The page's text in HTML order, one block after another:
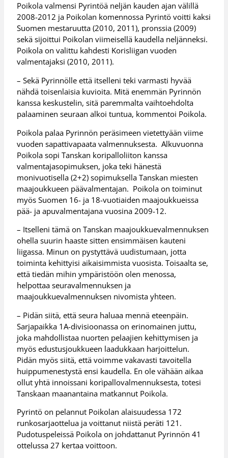
Poikola valmensi Pyrintöä neljän kauden ajan välillä
2008-2012 ja Poikolan komennossa Pyrintö voitti kaksi
Suomen mestaruutta (2010, 2011), pronssia (2009)
sekä sijoittui Poikolan viimeisellä kaudella neljänneksi.
Poikola on valittu kahdesti Korisliigan vuoden
valmentajaksi (2010, 2011).
– Sekä Pyrinnölle että itselleni teki varmasti hyvää
nähdä toisenlaisia kuvioita. Mitä enemmän Pyrinnön
kanssa keskustelin, sitä paremmalta vaihtoehdolta
palaaminen seuraan alkoi tuntua, kommentoi Poikola.
Poikola palaa Pyrinnön peräsimeen vietettyään viime
vuoden sapattivapaata valmennuksesta. Alkuvuonna
Poikola sopi Tanskan koripalloliiton kanssa
valmentajasopimuksen, joka teki hänestä
monivuotisella (2+2) sopimuksella Tanskan miesten
maajoukkueen päävalmentajan. Poikola on toiminut
myös Suomen 16- ja 18-vuotiaiden maajoukkueissa
pää- ja apuvalmentajana vuosina 2009-12.
– Itselleni tämä on Tanskan maajoukkuevalmennuksen
ohella suurin haaste sitten ensimmäisen kauteni
liigassa. Minun on pystyttävä uudistumaan, jotta
toiminta kehittyisi aikaisimmista vuosista. Toisaalta se,
että tiedän mihin ympäristöön olen menossa,
helpottaa seuravalmennuksen ja
maajoukkuevalmennuksen nivomista yhteen.
– Pidän siitä, että seura haluaa mennä eteenpäin.
Sarjapaikka 1A-divisioonassa on erinomainen juttu,
joka mahdollistaa nuorten pelaajien kehittymisen ja
myös edustusjoukkueen laadukkaan harjoittelun.
Pidän myös siitä, että voimme vakavasti tavoitella
huippumenestystä ensi kaudella. En ole vähään aikaa
ollut yhtä innoissani koripallovalmennuksesta, totesi
Tanskaan maanantaina matkannut Poikola.
Pyrintö on pelannut Poikolan alaisuudessa 172
runkosarjaottelua ja voittanut niistä peräti 121.
Pudotuspeleissä Poikola on johdattanut Pyrinnön 41
ottelussa 27 kertaa voittoon.